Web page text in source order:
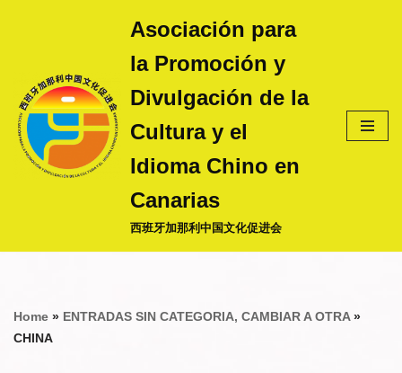
contenido
Asociación para
la Promoción y
Divulgación de la
Cultura y el
Idioma Chino en
Canarias
西班牙加那利中国文化促进会
Home » ENTRADAS SIN CATEGORIA, CAMBIAR A OTRA»
CHINA